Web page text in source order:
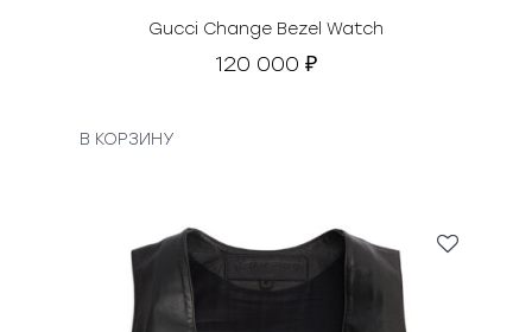
Gucci Change Bezel Watch
120 000 ₽
В КОРЗИНУ